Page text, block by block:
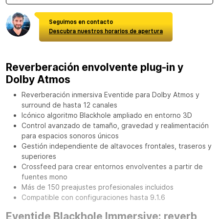
Seguimos en contacto
Descubra nuestros horarios de apertura
Reverberación envolvente plug-in y
Dolby Atmos
Reverberación inmersiva Eventide para Dolby Atmos y
surround de hasta 12 canales
Icónico algoritmo Blackhole ampliado en entorno 3D
Control avanzado de tamaño, gravedad y realimentación
para espacios sonoros únicos
Gestión independiente de altavoces frontales, traseros y
superiores
Crossfeed para crear entornos envolventes a partir de
fuentes mono
Más de 150 preajustes profesionales incluidos
Compatible con configuraciones hasta 9.1.6
Eventide Blackhole Immersive: reverb